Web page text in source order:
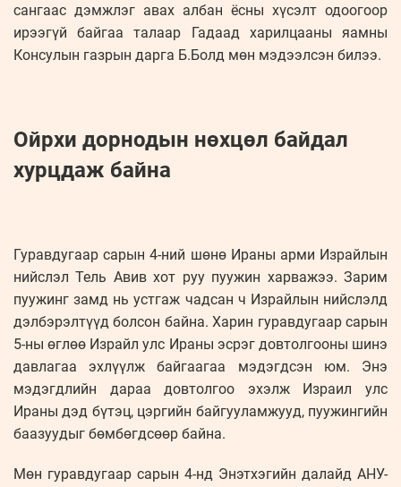
сангаас дэмжлэг авах албан ёсны хүсэлт одоогоор
ирээгүй байгаа талаар Гадаад харилцааны яамны
Консулын газрын дарга Б.Болд мөн мэдээлсэн билээ.
Ойрхи дорнодын нөхцөл байдал
хурцдаж байна
Гуравдугаар сарын 4-ний шөнө Ираны арми Израйлын
нийслэл Тель Авив хот руу пуужин харважээ. Зарим
пуужинг замд нь устгаж чадсан ч Израйлын нийслэлд
дэлбэрэлтүүд болсон байна. Харин гуравдугаар сарын
5-ны өглөө Израйл улс Ираны эсрэг довтолгооны шинэ
давлагаа эхлүүлж байгаагаа мэдэгдсэн юм. Энэ
мэдэгдлийн дараа довтолгоо эхэлж Израил улс
Ираны дэд бүтэц, цэргийн байгууламжууд, пуужингийн
баазуудыг бөмбөгдсөөр байна.
Мөн гуравдугаар сарын 4-нд Энэтхэгийн далайд АНУ-